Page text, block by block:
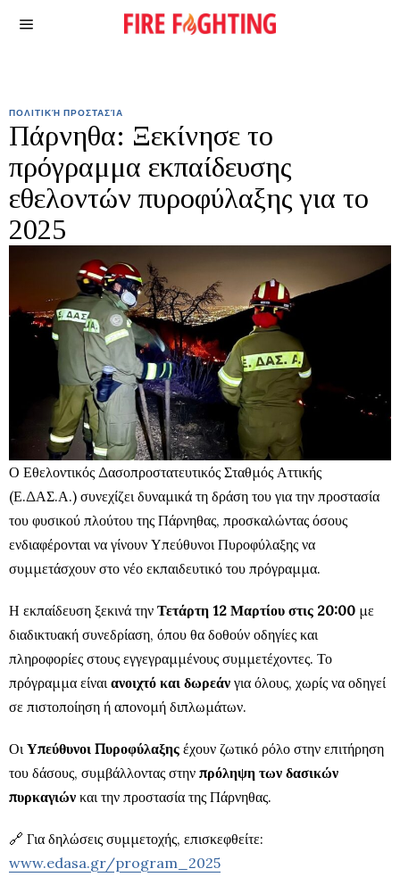
ΠΟΛΙΤΙΚΉ ΠΡΟΣΤΑΣΊΑ
Πάρνηθα: Ξεκίνησε το
πρόγραμμα εκπαίδευσης
εθελοντών πυροφύλαξης για το
2025
Ο Εθελοντικός Δασοπροστατευτικός Σταθμός Αττικής
(Ε.ΔΑΣ.Α.) συνεχίζει δυναμικά τη δράση του για την προστασία
του φυσικού πλούτου της Πάρνηθας, προσκαλώντας όσους
ενδιαφέρονται να γίνουν Υπεύθυνοι Πυροφύλαξης να
συμμετάσχουν στο νέο εκπαιδευτικό του πρόγραμμα.
Η εκπαίδευση ξεκινά την Τετάρτη 12 Μαρτίου στις 20:00 με
διαδικτυακή συνεδρίαση, όπου θα δοθούν οδηγίες και
πληροφορίες στους εγγεγραμμένους συμμετέχοντες. Το
πρόγραμμα είναι ανοιχτό και δωρεάν για όλους, χωρίς να οδηγεί
σε πιστοποίηση ή απονομή διπλωμάτων.
Οι Υπεύθυνοι Πυροφύλαξης έχουν ζωτικό ρόλο στην επιτήρηση
του δάσους, συμβάλλοντας στην πρόληψη των δασικών
πυρκαγιών και την προστασία της Πάρνηθας.
🔗 Για δηλώσεις συμμετοχής, επισκεφθείτε:
www.edasa.gr/program_2025